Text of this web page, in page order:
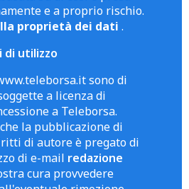
e a proprio rischio.
proprietà dei dati .
di utilizzo
sono di
a licenza di
a Teleborsa.
la pubblicazione di
di autore è pregato di
di e-mail redazione
cura provvedere